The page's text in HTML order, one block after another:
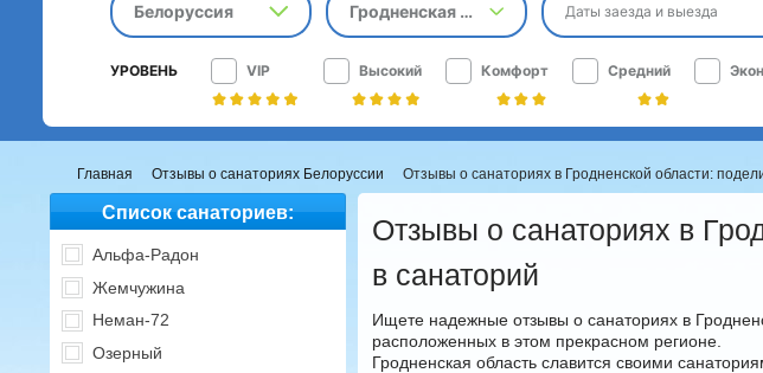
Белоруссия Гродненская область Даты заезда и выезда
УРОВЕНЬ VIP Высокий Комфорт Средний
Главная Отзывы о санаториях Белоруссии Отзывы о санаториях в Гродненской области:
Список санаториев:
Альфа-Радон
Жемчужина
Неман-72
Озерный
Отзывы о санаториях в
в санаторий
Ищете надежные отзывы о санаториях в
расположенных в этом прекрасном регионе.
Гродненская область славится своими